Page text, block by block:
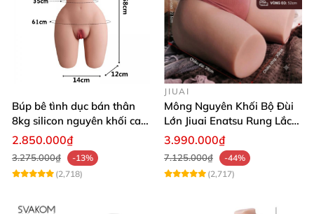
Búp bê tình dục bán thân
8kg silicon nguyên khối cao
cấp
2.850.000₫
3.275.000₫
-13%
(2,718)
JIUAI
Mông Nguyên Khối Bộ Đùi
Lớn Jiuai Enatsu Rung Lắc
Siêu Thật
3.990.000₫
7.125.000₫
-44%
(2,717)